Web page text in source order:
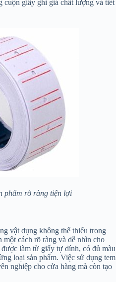
giấy ghi giá chất lượng và tiết
phẩm rõ ràng tiện lợi
vật dụng không thể thiếu trong
một cách rõ ràng và dễ nhìn cho
làm từ giấy tự dính, có đủ màu
loại sản phẩm. Việc sử dụng tem
nghiệp cho cửa hàng mà còn tạo